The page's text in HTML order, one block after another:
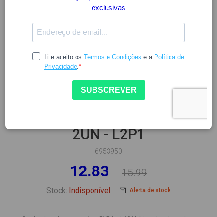
NEUTROGENA PÉS CREME
ULTRA HIDRATANTE 100ML
2UN - L2P1
6953950
12.83 15.99
Stock: Indisponível Alerta de stock